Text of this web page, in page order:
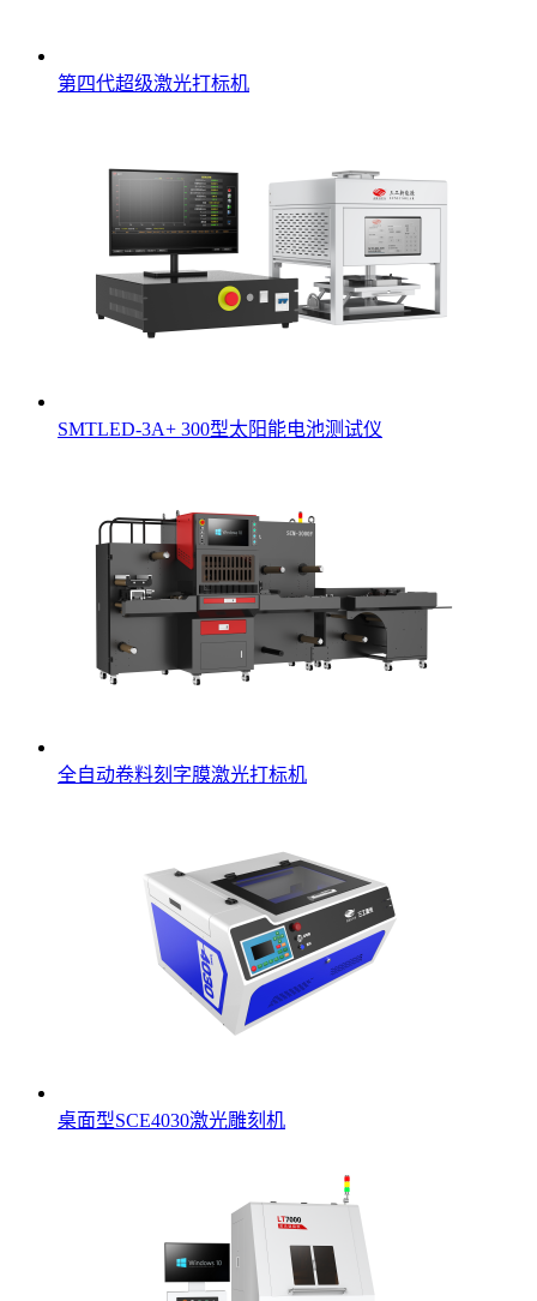
第四代超级激光打标机
SMTLED-3A+ 300型太阳能电池测试仪
全自动卷料刻字膜激光打标机
桌面型SCE4030激光雕刻机